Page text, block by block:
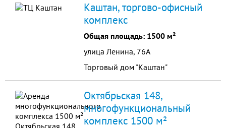
автовладельцев.
Каштан, торгово-офисный
комплекс
Общая площадь: 1500 м²
улица Ленина, 76А
Торговый дом "Каштан"
Октябрьская 148,
многофункциональный
комплекс 1500 м²